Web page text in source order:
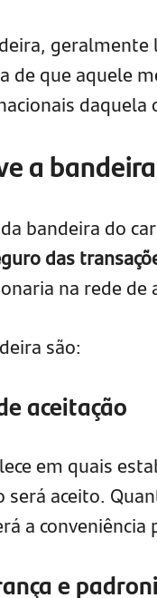
de que aquele
daquela
a
bandeira do
das
na rede
são:
aceitação
em quais
aceito.
a conveniência
e